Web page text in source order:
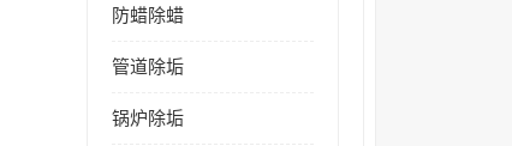
防蜡除蜡
管道除垢
锅炉除垢